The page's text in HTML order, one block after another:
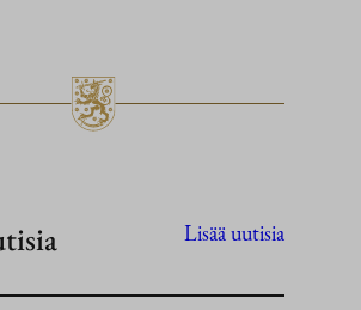
Lisää uutisia